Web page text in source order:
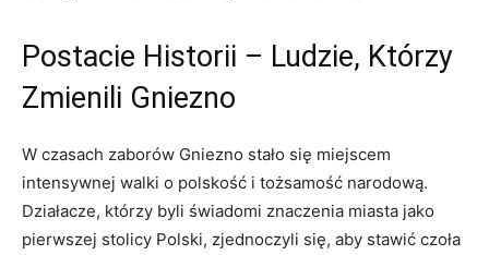
Postacie Historii – Ludzie, Którzy
Zmienili Gniezno
W czasach zaborów Gniezno stało się miejscem
intensywnej walki o polskość i tożsamość narodową.
Działacze, którzy byli świadomi znaczenia miasta jako
pierwszej stolicy Polski, zjednoczyli się, aby stawić czoła